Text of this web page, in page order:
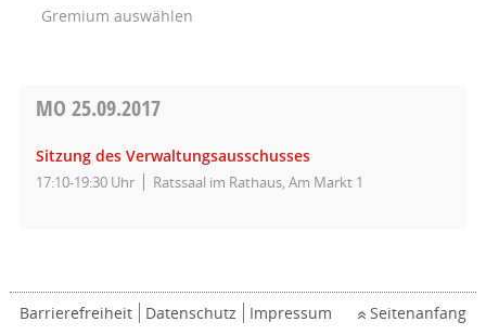
Gremium auswählen
MO 25.09.2017
Sitzung des Verwaltungsausschusses
17:10-19:30 Uhr Ratssaal im Rathaus, Am Markt 1
Barrierefreiheit Datenschutz Impressum Seitenanfang